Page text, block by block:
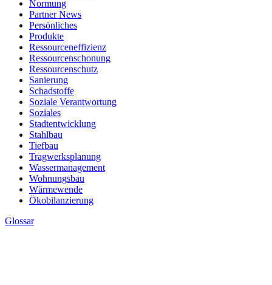
Normung
Partner News
Persönliches
Produkte
Ressourceneffizienz
Ressourcenschonung
Ressourcenschutz
Sanierung
Schadstoffe
Soziale Verantwortung
Soziales
Stadtentwicklung
Stahlbau
Tiefbau
Tragwerksplanung
Wassermanagement
Wohnungsbau
Wärmewende
Ökobilanzierung
Glossar